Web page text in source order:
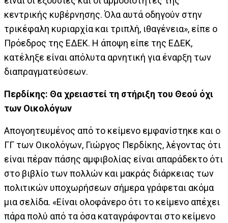
κεντρικής κυβέρνησης. Όλα αυτά οδηγούν στην
τρικέφαλη κυριαρχία και τριπλή, ιθαγένεια», είπε ο
Πρόεδρος της ΕΔΕΚ. Η άποψη είπε της ΕΔΕΚ,
κατέληξε είναι απόλυτα αρνητική για έναρξη των
διαπραγματεύσεων.
Περδίκης: Θα χρειαστεί τη στήριξη του Θεού όχι
των Οικολόγων
Απογοητευμένος από το κείμενο εμφανίστηκε και ο
ΓΓ των Οικολόγων, Γιώργος Περδίκης, λέγοντας ότι
είναι πέραν πάσης αμφιβολίας είναι απαράδεκτο ότι
στο βιβλίο των πολλών και μακράς διάρκειας των
πολιτικών υποχωρήσεων σήμερα γράφεται ακόμα
μια σελίδα. «Είναι ολοφάνερο ότι το κείμενο απέχει
πάρα πολύ από τα όσα καταγράφονται στο κείμενο